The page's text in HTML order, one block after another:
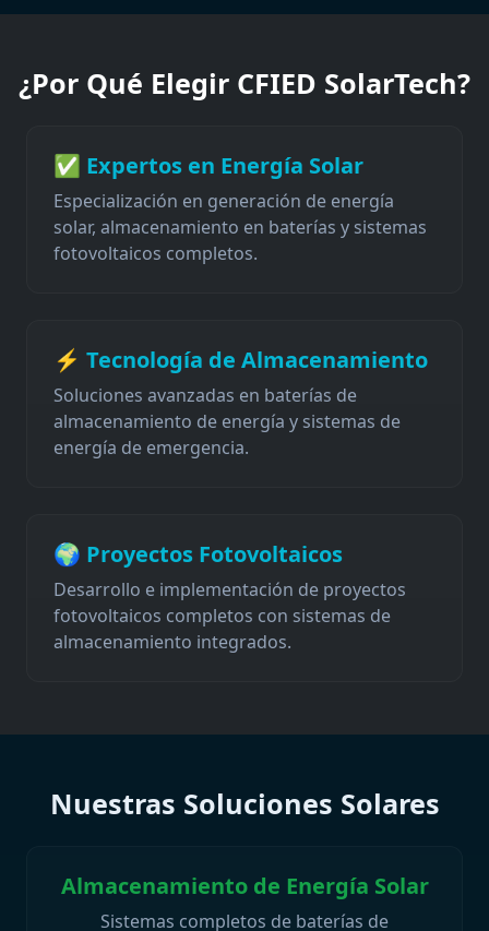
¿Por Qué Elegir CFIED SolarTech?
✅ Expertos en Energía Solar
Especialización en generación de energía
solar, almacenamiento en baterías y sistemas
fotovoltaicos completos.
⚡ Tecnología de Almacenamiento
Soluciones avanzadas en baterías de
almacenamiento de energía y sistemas de
energía de emergencia.
🌍 Proyectos Fotovoltaicos
Desarrollo e implementación de proyectos
fotovoltaicos completos con sistemas de
almacenamiento integrados.
Nuestras Soluciones Solares
Almacenamiento de Energía Solar
Sistemas completos de baterías de